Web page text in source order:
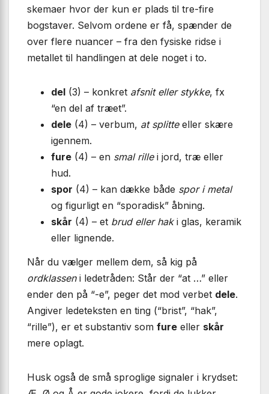
skemaer hvor der kun er plads til tre-fire
bogstaver. Selvom ordene er få, spænder de
over flere nuancer – fra den fysiske ridse i
metallet til handlingen at dele noget i to.
del (3) – konkret afsnit eller stykke, fx
“en del af træet”.
dele (4) – verbum, at splitteeller skære
igennem.
fure (4) – en smal rillei jord, træ eller
hud.
spor (4) – kan dække både spor i metal
og figurligt en “sporadisk” åbning.
skår (4) – et brud eller haki glas, keramik
eller lignende.
Når du vælger mellem dem, så kig på
ordklasseni ledetråden: Står der “at …” eller
ender den på “-e”, peger det mod verbet dele.
Angiver ledeteksten en ting (“brist”, “hak”,
“rille”), er et substantiv som fure eller skår
mere oplagt.
Husk også de små sproglige signaler i krydset: